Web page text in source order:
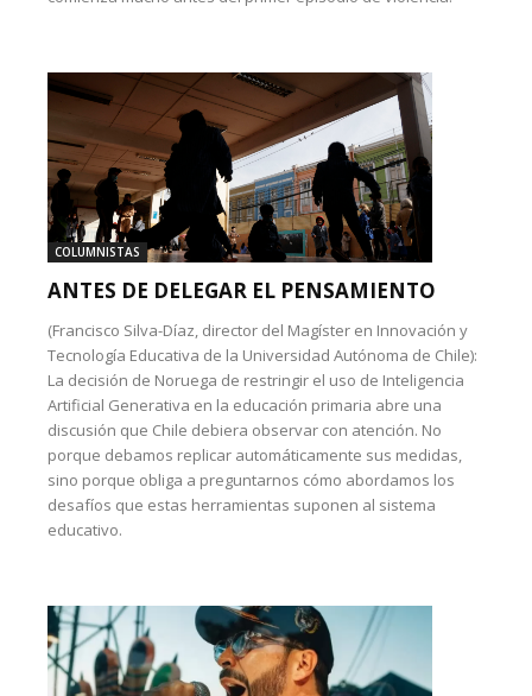
COLUMNISTAS
ANTES DE DELEGAR EL PENSAMIENTO
(Francisco Silva-Díaz, director del Magíster en Innovación y
Tecnología Educativa de la Universidad Autónoma de Chile):
La decisión de Noruega de restringir el uso de Inteligencia
Artificial Generativa en la educación primaria abre una
discusión que Chile debiera observar con atención. No
porque debamos replicar automáticamente sus medidas,
sino porque obliga a preguntarnos cómo abordamos los
desafíos que estas herramientas suponen al sistema
educativo.